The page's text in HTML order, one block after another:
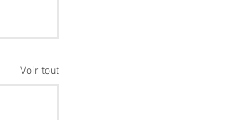
Voir tout